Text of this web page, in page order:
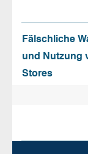
Fälschliche
und Nutzung
Stores